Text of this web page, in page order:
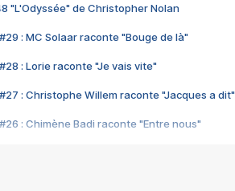
"L'Odyssée" de Christopher Nolan
#29 : MC Solaar raconte "Bouge de là"
#28 : Lorie raconte "Je vais vite"
#27 : Christophe Willem raconte "Jacques a dit"
#26 : Chimène Badi raconte "Entre nous"